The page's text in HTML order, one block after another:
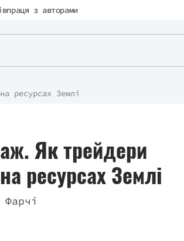
з авторами
ресурсах Землі
Як трейдери
ресурсах Землі